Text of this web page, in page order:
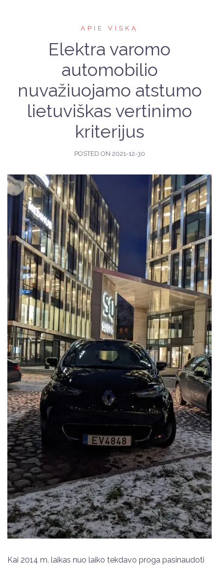
APIE VISKĄ
Elektra varomo
automobilio
nuvažiuojamo atstumo
lietuviškas vertinimo
kriterijus
POSTED ON 2021-12-30
Kai 2014 m. laikas nuo laiko tekdavo proga pasinaudoti